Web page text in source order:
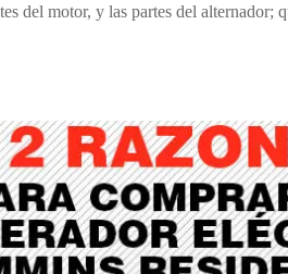
del motor, y las partes del alternador;